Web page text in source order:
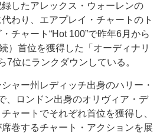
したアレックス・ウォーレンの
代わり、エアプレイ・チャートのト
チャート“Hot 100”で昨年6月から
）首位を獲得した「オーディナリ
7位にランクダウンしている。
ャー州レディッチ出身のハリー・
、ロンドン出身のオリヴィア・デ
ャートでそれぞれ首位を獲得し、
巻するチャート・アクションを展